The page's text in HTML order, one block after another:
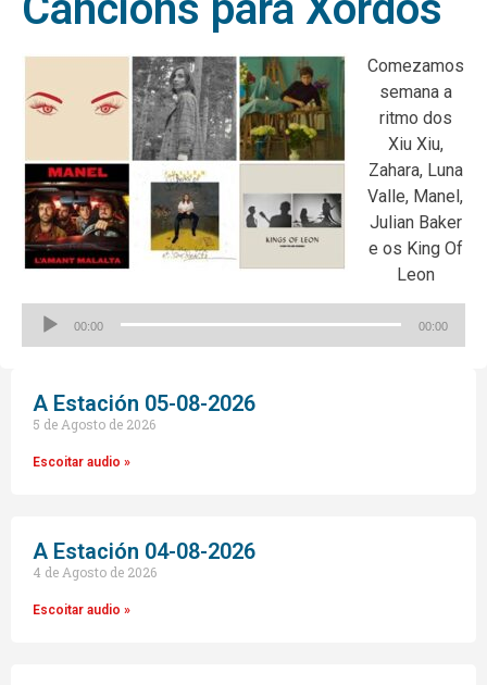
Comezamos
semana a
ritmo dos
Xiu Xiu,
Zahara, Luna
Valle, Manel,
Julian Baker
e os King Of
Leon
00:00 00:00
A Estación 05-08-2026
5 de Agosto de 2026
Escoitar audio »
A Estación 04-08-2026
4 de Agosto de 2026
Escoitar audio »